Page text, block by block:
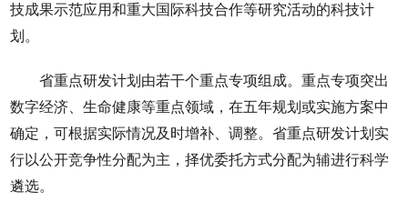
技成果示范应用和重大国际科技合作等研究活动的科技计
划。
省重点研发计划由若干个重点专项组成。重点专项突出
数字经济、生命健康等重点领域，在五年规划或实施方案中
确定，可根据实际情况及时增补、调整。省重点研发计划实
行以公开竞争性分配为主，择优委托方式分配为辅进行科学
遴选。